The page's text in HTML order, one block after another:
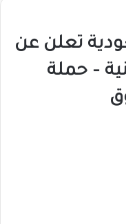
تعلن عن
– حملة